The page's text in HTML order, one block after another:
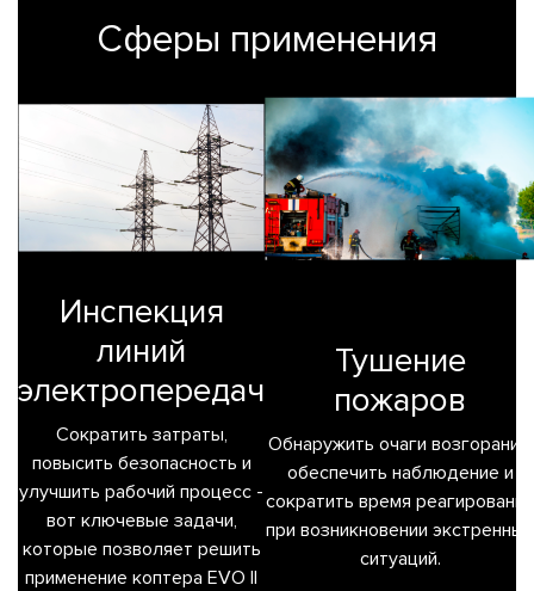
Сферы применения
Инспекция
линий
электропередач
Сократить затраты,
повысить безопасность и
улучшить рабочий процесс -
вот ключевые задачи,
которые позволяет решить
применение коптера EVO II
Тушение
пожаров
Обнаружить очаги возгорания,
обеспечить наблюдение и
сократить время реагирования
при возникновении экстренных
ситуаций.